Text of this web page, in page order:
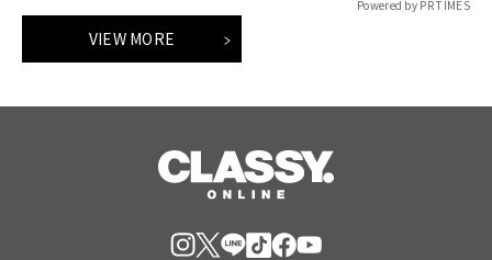
Powered by PR TIMES
VIEW MORE